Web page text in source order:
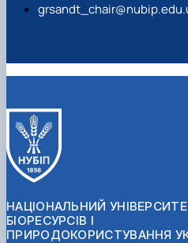
НАЦІОНАЛЬНИЙ
БІОРЕСУРСІВ І
ПРИРОДОКОРИСТУВАННЯ